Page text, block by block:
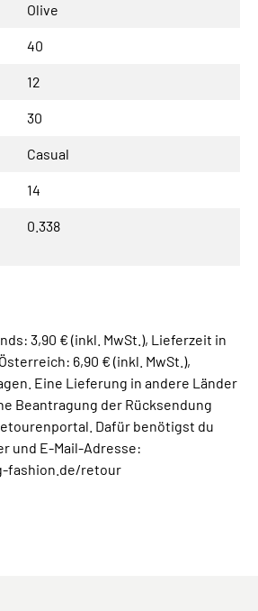
Olive
40
12
30
Casual
14
0.338
3,90 € (inkl. MwSt.), Lieferzeit in
6,90 € (inkl. MwSt.),
Eine Lieferung in andere Länder
Beantragung der Rücksendung
Dafür benötigst du
und E-Mail-Adresse:
fashion.de/retour